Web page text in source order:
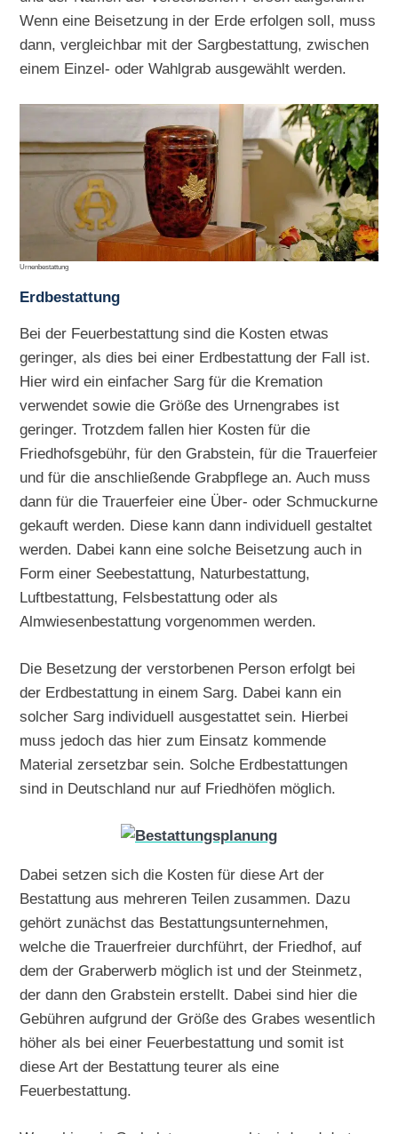
Wenn eine Beisetzung in der Erde erfolgen soll, muss
dann, vergleichbar mit der Sargbestattung, zwischen
einem Einzel- oder Wahlgrab ausgewählt werden.
Urnenbestattung
Erdbestattung
Bei der Feuerbestattung sind die Kosten etwas
geringer, als dies bei einer Erdbestattung der Fall ist.
Hier wird ein einfacher Sarg für die Kremation
verwendet sowie die Größe des Urnengrabes ist
geringer. Trotzdem fallen hier Kosten für die
Friedhofsgebühr, für den Grabstein, für die Trauerfeier
und für die anschließende Grabpflege an. Auch muss
dann für die Trauerfeier eine Über- oder Schmuckurne
gekauft werden. Diese kann dann individuell gestaltet
werden. Dabei kann eine solche Beisetzung auch in
Form einer Seebestattung, Naturbestattung,
Luftbestattung, Felsbestattung oder als
Almwiesenbestattung vorgenommen werden.
Die Besetzung der verstorbenen Person erfolgt bei
der Erdbestattung in einem Sarg. Dabei kann ein
solcher Sarg individuell ausgestattet sein. Hierbei
muss jedoch das hier zum Einsatz kommende
Material zersetzbar sein. Solche Erdbestattungen
sind in Deutschland nur auf Friedhöfen möglich.
Dabei setzen sich die Kosten für diese Art der
Bestattung aus mehreren Teilen zusammen. Dazu
gehört zunächst das Bestattungsunternehmen,
welche die Trauerfreier durchführt, der Friedhof, auf
dem der Graberwerb möglich ist und der Steinmetz,
der dann den Grabstein erstellt. Dabei sind hier die
Gebühren aufgrund der Größe des Grabes wesentlich
höher als bei einer Feuerbestattung und somit ist
diese Art der Bestattung teurer als eine
Feuerbestattung.